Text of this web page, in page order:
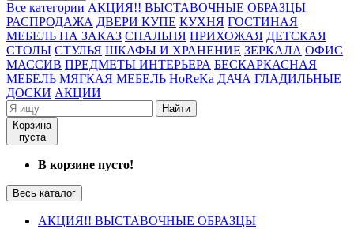
Все категории АКЦИЯ!! ВЫСТАВОЧНЫЕ ОБРАЗЦЫ
РАСПРОДАЖА ДВЕРИ КУПЕ КУХНЯ ГОСТИНАЯ
МЕБЕЛЬ НА ЗАКАЗ СПАЛЬНЯ ПРИХОЖАЯ ДЕТСКАЯ
СТОЛЫ СТУЛЬЯ ШКАФЫ И ХРАНЕНИЕ ЗЕРКАЛА ОФИС
МАССИВ ПРЕДМЕТЫ ИНТЕРЬЕРА БЕСКАРКАСНАЯ
МЕБЕЛЬ МЯГКАЯ МЕБЕЛЬ HoReKa ДАЧА ГЛАДИЛЬНЫЕ
ДОСКИ АКЦИИ
Найти
Корзина
пуста
В корзине пусто!
Весь каталог
АКЦИЯ!! ВЫСТАВОЧНЫЕ ОБРАЗЦЫ